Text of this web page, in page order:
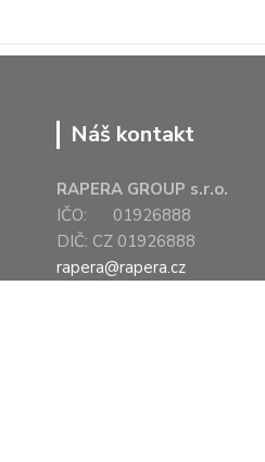
Náš kontakt
RAPERA GROUP s.r.o.
IČO: 01926888
DIČ: CZ 01926888
rapera@rapera.cz